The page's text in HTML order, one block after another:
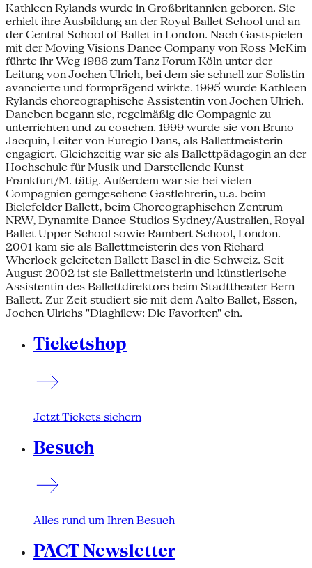
Kathleen Rylands wurde in Großbritannien geboren. Sie
erhielt ihre Ausbildung an der Royal Ballet School und an
der Central School of Ballet in London. Nach Gastspielen
mit der Moving Visions Dance Company von Ross McKim
führte ihr Weg 1986 zum Tanz Forum Köln unter der
Leitung von Jochen Ulrich, bei dem sie schnell zur Solistin
avancierte und formprägend wirkte. 1995 wurde Kathleen
Rylands choreographische Assistentin von Jochen Ulrich.
Daneben begann sie, regelmäßig die Compagnie zu
unterrichten und zu coachen. 1999 wurde sie von Bruno
Jacquin, Leiter von Euregio Dans, als Ballettmeisterin
engagiert. Gleichzeitig war sie als Ballettpädagogin an der
Hochschule für Musik und Darstellende Kunst
Frankfurt/M. tätig. Außerdem war sie bei vielen
Compagnien gerngesehene Gastlehrerin, u.a. beim
Bielefelder Ballett, beim Choreographischen Zentrum
NRW, Dynamite Dance Studios Sydney/Australien, Royal
Ballet Upper School sowie Rambert School, London.
2001 kam sie als Ballettmeisterin des von Richard
Wherlock geleiteten Ballett Basel in die Schweiz. Seit
August 2002 ist sie Ballettmeisterin und künstlerische
Assistentin des Ballettdirektors beim Stadttheater Bern
Ballett. Zur Zeit studiert sie mit dem Aalto Ballet, Essen,
Jochen Ulrichs "Diaghilew: Die Favoriten" ein.
Ticketshop
Jetzt Tickets sichern
Besuch
Alles rund um Ihren Besuch
PACT Newsletter